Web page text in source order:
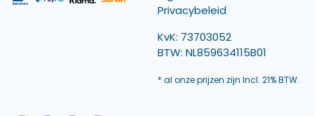
Privacybeleid
KvK: 73703052
BTW: NL859634115B01
* al onze prijzen zijn Incl. 21% BTW.